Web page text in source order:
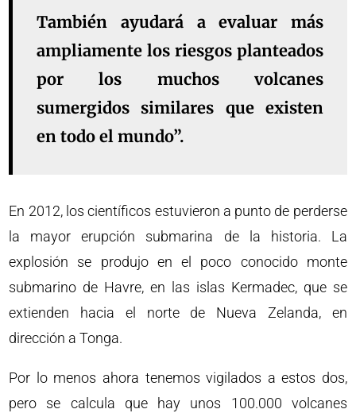
También ayudará a evaluar más
ampliamente los riesgos planteados
por los muchos volcanes
sumergidos similares que existen
en todo el mundo”.
En 2012, los científicos estuvieron a punto de perderse
la mayor erupción submarina de la historia. La
explosión se produjo en el poco conocido monte
submarino de Havre, en las islas Kermadec, que se
extienden hacia el norte de Nueva Zelanda, en
dirección a Tonga.
Por lo menos ahora tenemos vigilados a estos dos,
pero se calcula que hay unos 100.000 volcanes